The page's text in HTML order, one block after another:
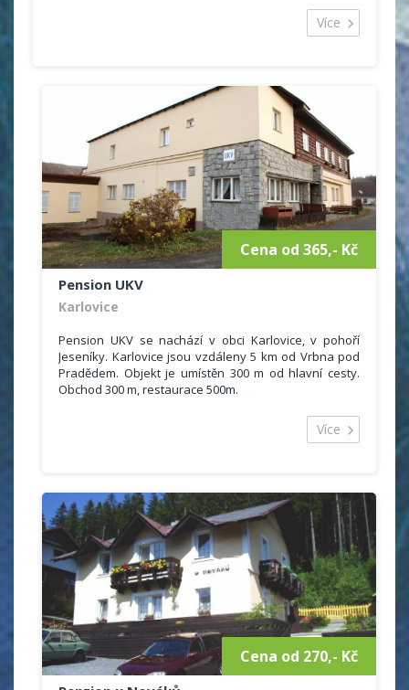
Samozřejmostí je také sociální zařízení se sprchou a
WC. K dispozici je plně vybavená kuchyň (plynový
krbem, saunu, venkovní posezení s venkovním krbem,
1 500 Kč objekt / noc
Více
Cena od 365,- Kč
Pension UKV
Karlovice
Pension UKV se nachází v obci Karlovice, v pohoří
Jeseníky. Karlovice jsou vzdáleny 5 km od Vrbna pod
Pradědem. Objekt je umístěn 300 m od hlavní cesty.
Obchod 300 m, restaurace 500m.
pokojích se sociálním zařízením (malá koupelna se
sprchou a WC), malé ledničky a televize. Stravování je
místnost s TV, herna na stolní tenis se dvěma stoly.
Více
Cena od 270,- Kč